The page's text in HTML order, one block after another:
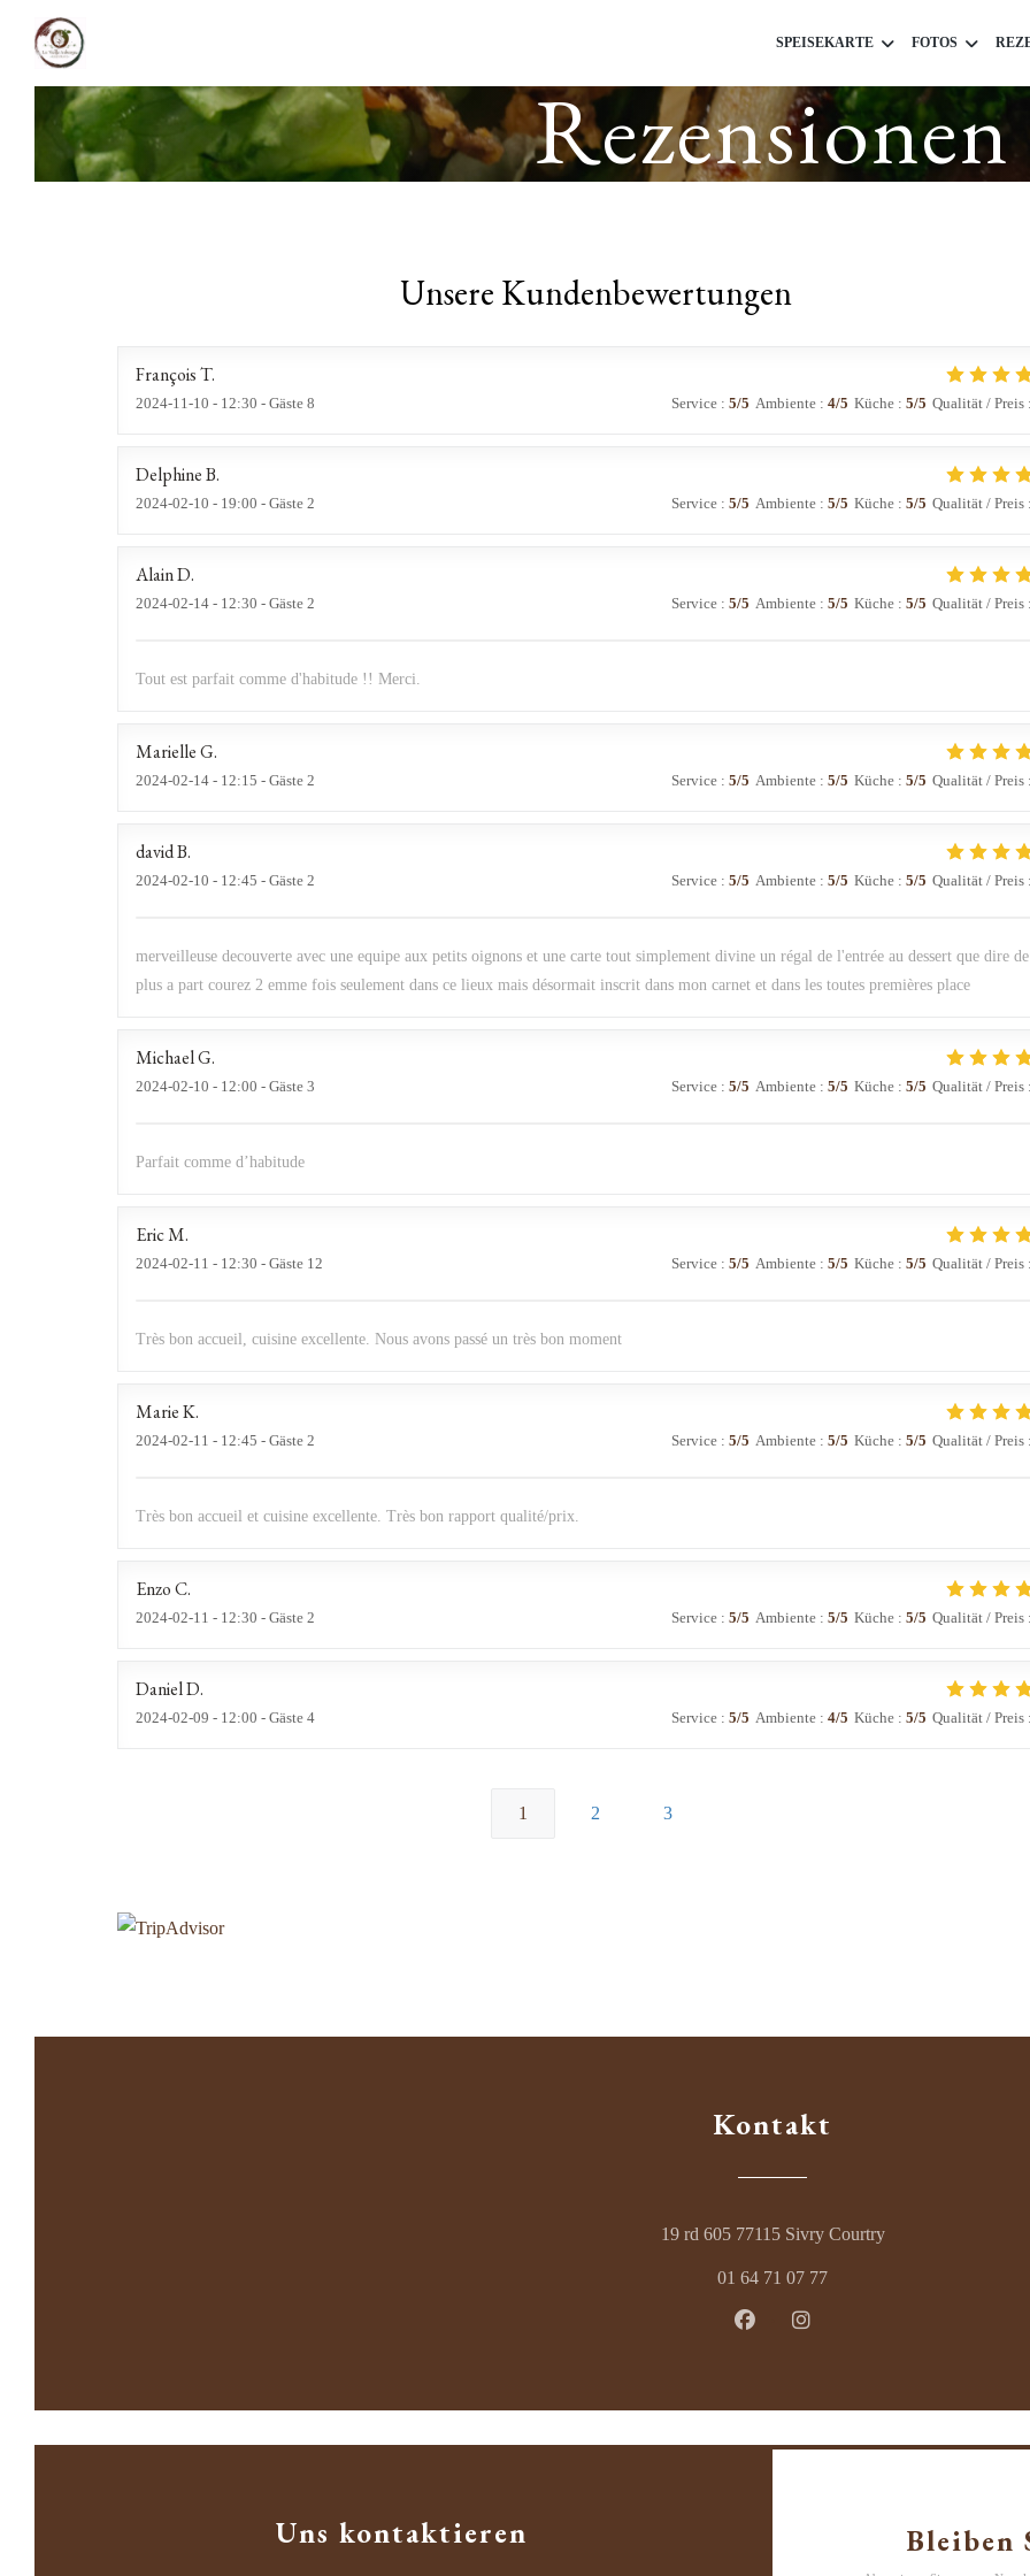
SPEISEKARTE FOTOS
Rezensionen
Unsere Kundenbewertungen
FrançoisT
2024-11-10 - 12:30 - Gäste 8 Service: 5/5 Ambiente: 4/5 Küche: 5/5 Qualität / Preis:
DelphineB
2024-02-10 - 19:00 - Gäste 2 Service: 5/5 Ambiente: 5/5 Küche: 5/5 Qualität / Preis:
AlainD
2024-02-14 - 12:30 - Gäste 2 Service: 5/5 Ambiente: 5/5 Küche: 5/5 Qualität / Preis:
Tout est parfait comme d'habitude !! Merci.
MarielleG
2024-02-14 - 12:15 - Gäste 2 Service: 5/5 Ambiente: 5/5 Küche: 5/5 Qualität / Preis:
davidB
2024-02-10 - 12:45 - Gäste 2 Service: 5/5 Ambiente: 5/5 Küche: 5/5 Qualität / Preis:
merveilleuse decouverte avec une equipe aux petits oignons et une carte tout simplement divine un régal de l'entrée au dessert que dire de
plus a part courez 2 emme fois seulement dans ce lieux mais désormait inscrit dans mon carnet et dans les toutes premières place
MichaelG
2024-02-10 - 12:00 - Gäste 3 Service: 5/5 Ambiente: 5/5 Küche: 5/5 Qualität / Preis:
Parfait comme d’habitude
EricM
2024-02-11 - 12:30 - Gäste 12 Service: 5/5 Ambiente: 5/5 Küche: 5/5 Qualität / Preis:
Très bon accueil, cuisine excellente. Nous avons passé un très bon moment
MarieK
2024-02-11 - 12:45 - Gäste 2 Service: 5/5 Ambiente: 5/5 Küche: 5/5 Qualität / Preis:
Très bon accueil et cuisine excellente. Très bon rapport qualité/prix.
EnzoC
2024-02-11 - 12:30 - Gäste 2 Service: 5/5 Ambiente: 5/5 Küche: 5/5 Qualität / Preis:
DanielD
2024-02-09 - 12:00 - Gäste 4 Service: 5/5 Ambiente: 4/5 Küche: 5/5 Qualität / Preis:
1 2 3
Kontakt
19 rd 605 77115 Sivry Courtry((öffnet ein neues
01 64 71 07 77
Facebook ((öffnet ein neues
Uns kontaktieren Bleiben